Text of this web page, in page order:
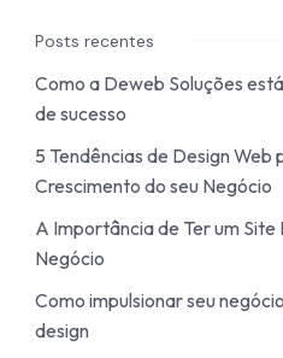
Posts recentes
Como a Deweb Soluções
de sucesso
5 Tendências de Design Web
Crescimento do seu Negócio
A Importância de Ter um Site
Negócio
Como impulsionar seu
design